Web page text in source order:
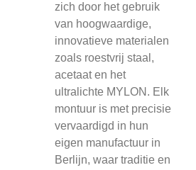
zich door het gebruik
van hoogwaardige,
innovatieve materialen
zoals roestvrij staal,
acetaat en het
ultralichte MYLON. Elk
montuur is met precisie
vervaardigd in hun
eigen manufactuur in
Berlijn, waar traditie en